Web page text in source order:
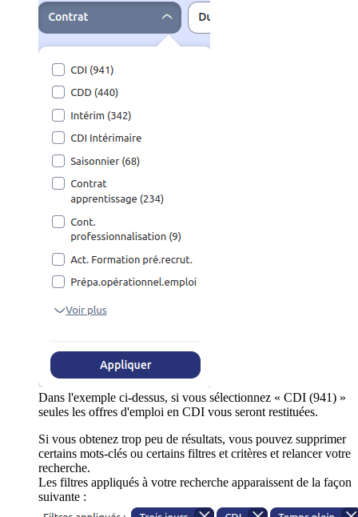
Dans l'exemple ci-dessus, si vous sélectionnez « CDI (941) »
seules les offres d'emploi en CDI vous seront restituées.
Si vous obtenez trop peu de résultats, vous pouvez supprimer
certains mots-clés ou certains filtres et critères et relancer votre
recherche.
Les filtres appliqués à votre recherche apparaissent de la façon
suivante :